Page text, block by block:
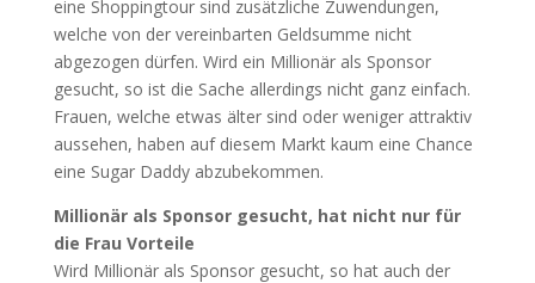
eine Shoppingtour sind zusätzliche Zuwendungen,
welche von der vereinbarten Geldsumme nicht
abgezogen dürfen. Wird ein Millionär als Sponsor
gesucht, so ist die Sache allerdings nicht ganz einfach.
Frauen, welche etwas älter sind oder weniger attraktiv
aussehen, haben auf diesem Markt kaum eine Chance
eine Sugar Daddy abzubekommen.
Millionär als Sponsor gesucht, hat nicht nur für
die Frau Vorteile
Wird Millionär als Sponsor gesucht, so hat auch der